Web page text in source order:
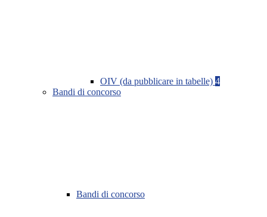
OIV (da pubblicare in tabelle) 4
Bandi di concorso
Bandi di concorso